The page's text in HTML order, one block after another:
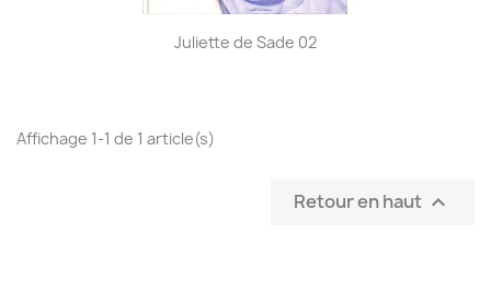
Juliette de Sade 02
Affichage 1-1 de 1 article(s)
Retour en haut 